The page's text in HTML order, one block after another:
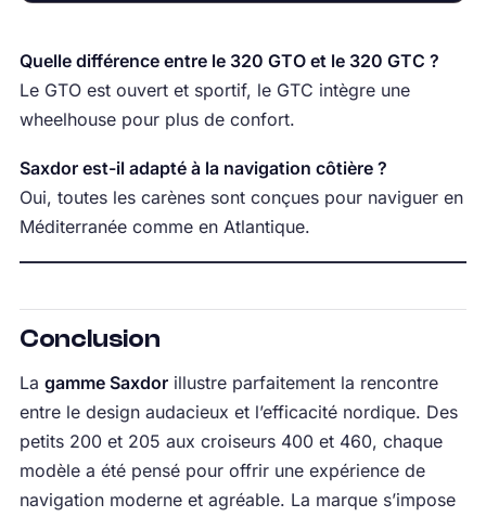
Quelle différence entre le 320 GTO et le 320 GTC ?
Le GTO est ouvert et sportif, le GTC intègre une
wheelhouse pour plus de confort.
Saxdor est-il adapté à la navigation côtière ?
Oui, toutes les carènes sont conçues pour naviguer en
Méditerranée comme en Atlantique.
Conclusion
La gamme Saxdorillustre parfaitement la rencontre
entre le design audacieux et l’efficacité nordique. Des
petits 200 et 205 aux croiseurs 400 et 460, chaque
modèle a été pensé pour offrir une expérience de
navigation moderne et agréable. La marque s’impose